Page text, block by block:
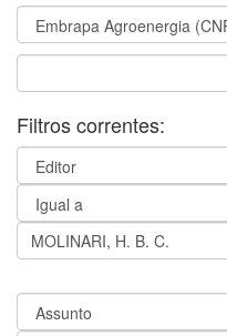
Filtros correntes: